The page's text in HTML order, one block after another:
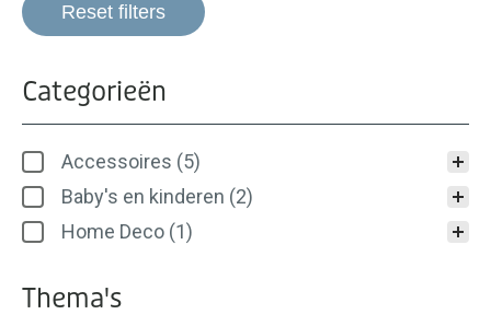
Reset filters
Categorieën
Categorieën
Accessoires (5)
Baby's en kinderen (2)
Home Deco (1)
Thema's